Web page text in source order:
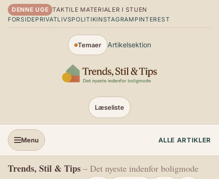
Spring til indhold
DENNE UGE TAKTILE MATERIALER I STUEN
FORSIDEPRIVATLIVSPOLITIKINSTAGRAM PINTEREST
Temaer Artikelsektion
Læseliste
Menu ALLE ARTIKLER
Trends, Stil & Tips – Det nyeste indenfor boligmode